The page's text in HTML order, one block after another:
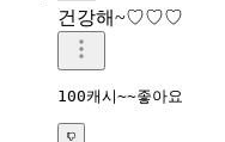
건강해~♡♡♡
100캐시~~좋아요